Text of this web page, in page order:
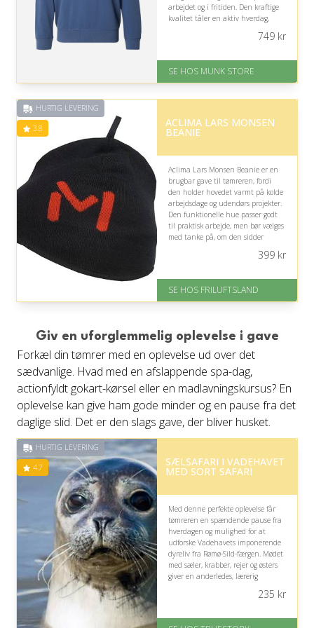
arbejdet og i fritiden. Den kraftige
kvalitet tåler en aktiv hverdag,
udtrykket enkelt og praktisk.
På lager
Levering: 1-2 dages levering
på 4.7 ud af 5
749kr
SE HOS MUNK STORE
HURTIG LEVERING
3.8 ACLIMA LARS MONSEN
BEANIE
Aclima Lars Monsen Beanie er en
brugbar gave til tømreren, fordi
den holder hovedet varmt på kolde
arbejdsdage og udendørs projekter.
Den funktionelle hue passer godt
til praktisk arbejde, men bør vælges
med tanke på, om den sidder
God Trustpilot rating på 3.8 ud
399kr
SE HOS FRILUFTSLAND
Giv en uforglemmelig oplevelse i gave
Forkæl din tømrer med en oplevelse ud over det
sædvanlige. Hvad med en afslappende spa-dag,
actionfyldt gokart-kørsel eller en madlavningskursus? En
oplevelse kan give ham gode minder og en pause fra det
daglige slid. Det er den slags gave, der bliver husket.
HURTIG LEVERING
4.7 SÆLSAFARI I VADEHAVET
MED SORT SAFARI
Med denne perfekte oplevelse får
tømreren en spændende pause fra
hverdagen og mulighed for at
udforske Vadehavets imponerende
dyreliv fra Rømø-Sild-færgen. Mødet
med sæler, krabber, rejer og østers
giver en anderledes, lærerig
På lager
235 kr